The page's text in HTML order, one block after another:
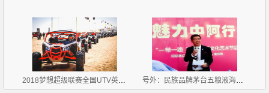
2018梦想超级联赛全国UTV英雄会圆满闭幕 号外：民族品牌茅台五粮液海尔助力辽宁发展“零成本”